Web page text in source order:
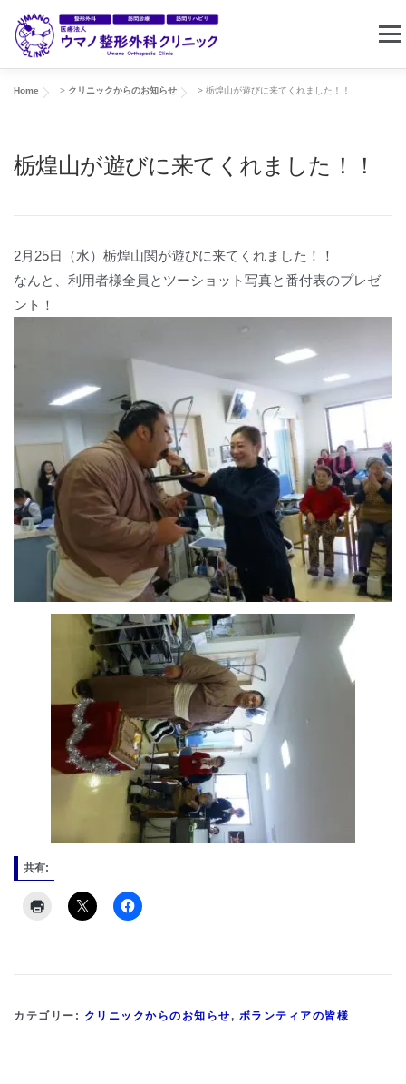
メ
ホーム クリニック案内
訪問リハビリ 求人情報 お問い合わせ
Home > クリニックからのお知らせ > 栃煌山が遊びに来てくれました！！
栃煌山が遊びに来てくれました！！
2月25日（水）栃煌山関が遊びに来てくれました！！
なんと、利用者様全員とツーショット写真と番付表のプレゼ
ント！
共有:
カテゴリー: クリニックからのお知らせ, ボランティアの皆様